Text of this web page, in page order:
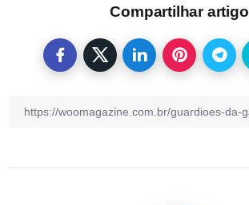
Compartilhar artigo